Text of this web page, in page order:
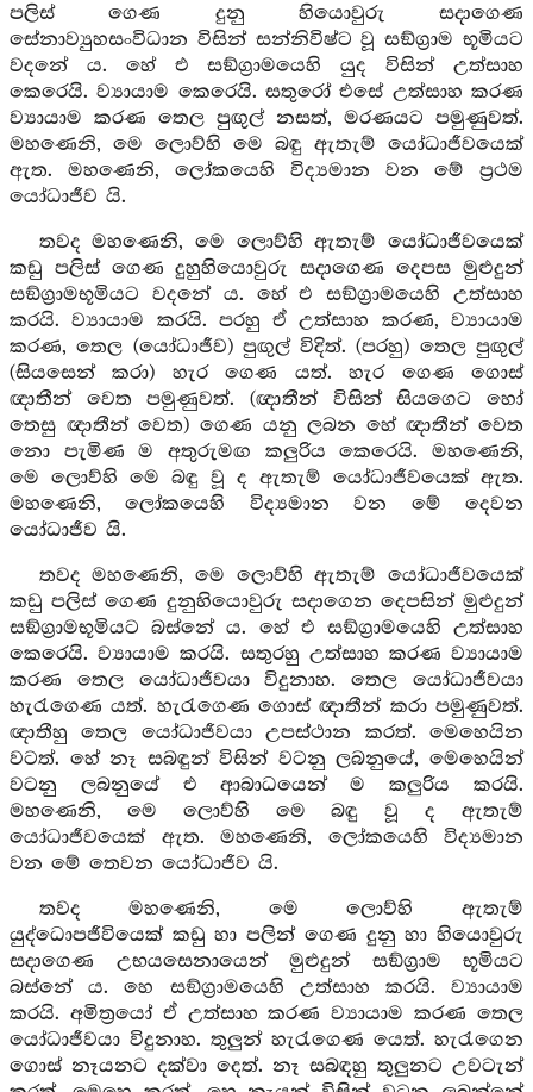
පලිස් ගෙණ දුනු හියොවුරු සදාගෙණ
සේනාව්‍යුහසංවිධාන විසින් සන්නිවිෂ්ට වූ සඞ්ග්‍රාම භූමියට
වදනේ ය. හේ එ සඞ්ග්‍රාමයෙහි යුද විසින් උත්සාහ
කෙරෙයි. ව්‍යායාම කෙරෙයි. සතුරෝ එසේ උත්සාහ කරණ
ව්‍යායාම කරණ තෙල පුඟුල් නසත්, මරණයට පමුණුවත්.
මහණෙනි, මෙ ලොව්හි මෙ බඳු ඇතැම් යෝධාජීවයෙක්
ඇත. මහණෙනි, ලෝකයෙහි විද්‍යමාන වන මේ ප්‍රථම
යෝධාජීව යි.
තවද මහණෙනි, මෙ ලොව්හි ඇතැම් යෝධාජීවයෙක්
කඩු පලිස් ගෙණ දුහුහියොවුරු සදාගෙණ දෙපස මුළුදුන්
සඞ්ග්‍රාමභූමියට වදනේ ය. හේ එ සඞ්ග්‍රාමයෙහි උත්සාහ
කරයි. ව්‍යායාම කරයි. පරහු ඒ උත්සාහ කරණ, ව්‍යායාම
කරණ, තෙල (යෝධාජීව) පුඟුල් විදිත්. (පරහු) තෙල පුඟුල්
(සියසෙන් කරා) හැර ගෙණ යත්. හැර ගෙණ ගොස්
ඥාතීන් වෙත පමුණුවත්. (ඥාතීන් විසින් සියගෙට හෝ
තෙසු ඥාතීන් වෙත) ගෙණ යනු ලබන හේ ඥාතීන් වෙත
නො පැමිණ ම අතුරුමඟ කලුරිය කෙරෙයි. මහණෙනි,
මෙ ලොව්හි මෙ බඳු වූ ද ඇතැම් යෝධාජීවයෙක් ඇත.
මහණෙනි, ලෝකයෙහි විද්‍යමාන වන මේ දෙවන
යෝධාජීව යි.
තවද මහණෙනි, මෙ ලොව්හි ඇතැම් යෝධාජීවයෙක්
කඩු පලිස් ගෙණ දුනුහියොවුරු සදාගෙන දෙපසින් මුළුදුන්
සඞ්ග්‍රාමභූමියට බස්නේ ය. හේ එ සඞ්ග්‍රාමයෙහි උත්සාහ
කෙරෙයි. ව්‍යායාම කරයි. සතුරහු උත්සාහ කරණ ව්‍යායාම
කරණ තෙල යෝධාජීවයා විදුනාහ. තෙල යෝධාජීවයා
හැරැගෙණ යත්. හැරැගෙණ ගොස් ඥාතීන් කරා පමුණුවත්.
ඥාතීහු තෙල යෝධාජීවයා උපස්ථාන කරත්. මෙහෙයින
වටත්. හේ නෑ සබඳුන් විසින් වටනු ලබනුයේ, මෙහෙයින්
වටනු ලබනුයේ එ ආබාධයෙන් ම කලුරිය කරයි.
මහණෙනි, මෙ ලොව්හි මෙ බඳු වූ ද ඇතැම්
යෝධාජීවයෙක් ඇත. මහණෙනි, ලෝකයෙහි විද්‍යමාන
වන මේ තෙවන යෝධාජීව යි.
තවද මහණෙනි, මෙ ලොව්හි ඇතැම්
යුද්ධොපජීවියෙක් කඩු හා පලින් ගෙණ දුනු හා හියොවුරු
සදාගෙණ උභයසෙනායෙන් මුළුදුන් සඞ්ග්‍රාම භූමියට
බස්නේ ය. හෙ සඞ්ග්‍රාමයෙහි උත්සාහ කරයි. ව්‍යායාම
කරයි. අමිත්‍රයෝ ඒ උත්සාහ කරණ ව්‍යායාම කරණ තෙල
යෝධාජීවයා විදුනාහ. තුලුන් හැරැගෙණ යෙත්. හැරැගෙන
ගොස් නෑයනට දක්වා දෙත්. නෑ සබඳහු තුලුනට උවටැන්